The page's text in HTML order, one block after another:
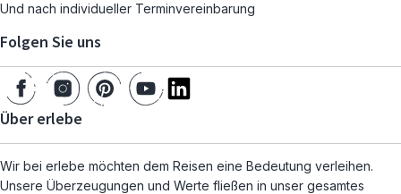
Und nach individueller Terminvereinbarung
Folgen Sie uns
Über erlebe
Wir bei erlebe möchten dem Reisen eine Bedeutung verleihen.
Unsere Überzeugungen und Werte fließen in unser gesamtes